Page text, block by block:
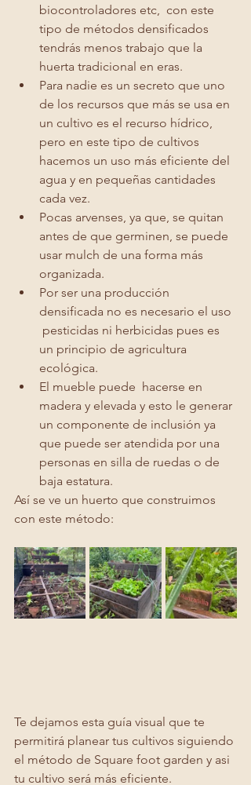
biocontroladores etc,  con este
tipo de métodos densificados
tendrás menos trabajo que la
huerta tradicional en eras.
Para nadie es un secreto que uno
de los recursos que más se usa en
un cultivo es el recurso hídrico,
pero en este tipo de cultivos
hacemos un uso más eficiente del
agua y en pequeñas cantidades
cada vez.
Pocas arvenses, ya que, se quitan
antes de que germinen, se puede
usar mulch de una forma más
organizada.
Por ser una producción
densificada no es necesario el uso
pesticidas ni herbicidas pues es
un principio de agricultura
ecológica.
El mueble puede  hacerse en
madera y elevada y esto le generar
un componente de inclusión ya
que puede ser atendida por una
personas en silla de ruedas o de
baja estatura.
Así se ve un huerto que construimos
con este método:
Te dejamos esta guía visual que te
permitirá planear tus cultivos siguiendo
el método de Square foot garden y asi
tu cultivo será más eficiente.